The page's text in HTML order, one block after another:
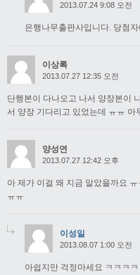
2013.07.24 9:08 오전
은행나무출판사입니다. 당첨
이상록
2013.07.27 12:35 오전
단행본이 다나오고 나서 양장본이
서 양장 기다리고 있었는데 ㅠㅠ 아
양성연
2013.07.27 12:42 오후
아 제가 이걸 왜 지금 알았을까요
ㅠㅠ
이성일
2013.08.07 1:00 오전
아쉽지만 걱정마세요 ㅋㅋㅋㅋ